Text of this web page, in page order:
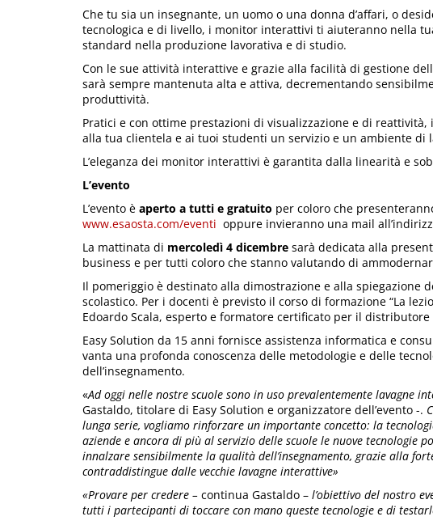
Che tu sia un insegnante, un uomo o una donna d’affari, o
tecnologica e di livello, i monitor interattivi ti aiuteranno nella
standard nella produzione lavorativa e di studio.
Con le sue attività interattive e grazie alla facilità di gestione
sarà sempre mantenuta alta e attiva, decrementando
produttività.
Pratici e con ottime prestazioni di visualizzazione e di
alla tua clientela e ai tuoi studenti un servizio e un ambiente di
L’eleganza dei monitor interattivi è garantita dalla linearità e
L’evento
L’evento è aperto a tutti e gratuito per coloro che
www.esaosta.com/eventi oppure invieranno una mail
La mattinata di mercoledì 4 dicembre sarà dedicata alla
business e per tutti coloro che stanno valutando di
Il pomeriggio è destinato alla dimostrazione e alla spiegazione
scolastico. Per i docenti è previsto il corso di formazione “La
Edoardo Scala, esperto e formatore certificato per il distributore
Easy Solution da 15 anni fornisce assistenza informatica e
vanta una profonda conoscenza delle metodologie e delle
dell’insegnamento.
«Ad oggi nelle nostre scuole sono in uso prevalentemente lavagne
Gastaldo, titolare di Easy Solution e organizzatore dell’evento -.
lunga serie, vogliamo rinforzare un importante concetto: la
aziende e ancora di più al servizio delle scuole le nuove tecnologie
innalzare sensibilmente la qualità dell’insegnamento, grazie alla
contraddistingue dalle vecchie lavagne interattive»
«Provare per credere – continua Gastaldo – l’obiettivo del nostro
tutti i partecipanti di toccare con mano queste tecnologie e di